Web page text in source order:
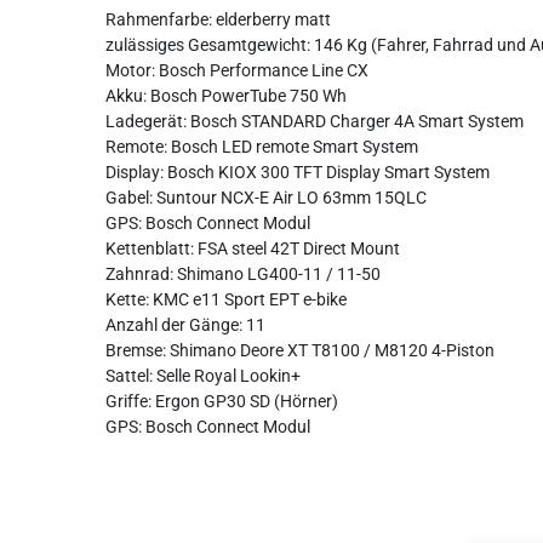
Rahmenfarbe: elderberry matt
zulässiges Gesamtgewicht: 146 Kg (Fahrer, Fahrrad und
Motor: Bosch Performance Line CX
Akku: Bosch PowerTube 750 Wh
Ladegerät: Bosch STANDARD Charger 4A Smart System
Remote: Bosch LED remote Smart System
Display: Bosch KIOX 300 TFT Display Smart System
Gabel: Suntour NCX-E Air LO 63mm 15QLC
GPS: Bosch Connect Modul
Kettenblatt: FSA steel 42T Direct Mount
Zahnrad: Shimano LG400-11 / 11-50
Kette: KMC e11 Sport EPT e-bike
Anzahl der Gänge: 11
Bremse: Shimano Deore XT T8100 / M8120 4-Piston
Sattel: Selle Royal Lookin+
Griffe: Ergon GP30 SD (Hörner)
GPS: Bosch Connect Modul